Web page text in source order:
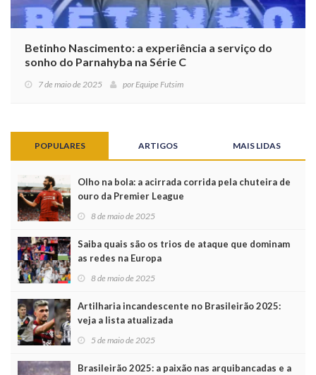
Betinho Nascimento: a experiência a serviço do
sonho do Parnahyba na Série C
7 de maio de 2025 porEquipe Futsim
POPULARES ARTIGOS MAIS LIDAS
Olho na bola: a acirrada corrida pela chuteira de
ouro da Premier League
8 de maio de 2025
Saiba quais são os trios de ataque que dominam
as redes na Europa
8 de maio de 2025
Artilharia incandescente no Brasileirão 2025:
veja a lista atualizada
5 de maio de 2025
Brasileirão 2025: a paixão nas arquibancadas e a